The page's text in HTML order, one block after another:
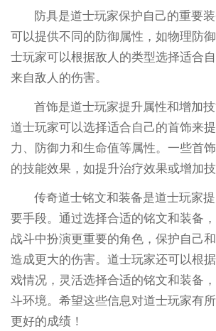
防具是道士玩家保护自己的重要
可以提供不同的防御属性，如物理防
士玩家可以根据敌人的类型选择适合
来自敌人的伤害。
首饰是道士玩家提升属性和增加技
道士玩家可以选择适合自己的首饰来
力、防御力和生命值等属性。一些首
的技能效果，如提升治疗效果或增加技
传奇道士铭文和装备是道士玩家
要手段。通过选择合适的铭文和装备
战斗中扮演更重要的角色，保护自己
造成更大的伤害。道士玩家还可以根
戏情况，灵活选择合适的铭文和装备
斗环境。希望这些信息对道士玩家有
更好的成绩！